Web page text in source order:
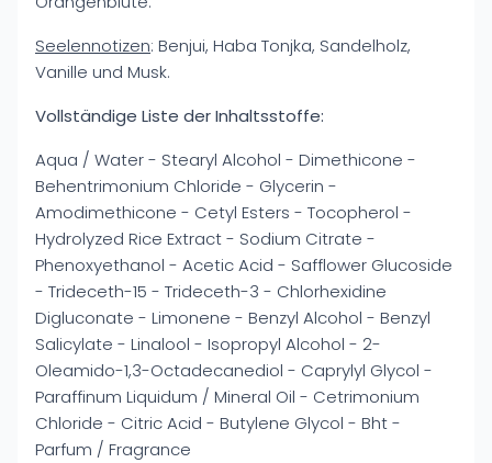
Seelennotizen: Benjui, Haba Tonjka, Sandelholz,
Vanille und Musk.
Vollständige Liste der Inhaltsstoffe:
Aqua / Water - Stearyl Alcohol - Dimethicone -
Behentrimonium Chloride - Glycerin -
Amodimethicone - Cetyl Esters - Tocopherol -
Hydrolyzed Rice Extract - Sodium Citrate -
Phenoxyethanol - Acetic Acid - Safflower Glucoside
- Trideceth-15 - Trideceth-3 - Chlorhexidine
Digluconate - Limonene - Benzyl Alcohol - Benzyl
Salicylate - Linalool - Isopropyl Alcohol - 2-
Oleamido-1,3-Octadecanediol - Caprylyl Glycol -
Paraffinum Liquidum / Mineral Oil - Cetrimonium
Chloride - Citric Acid - Butylene Glycol - Bht -
Parfum / Fragrance